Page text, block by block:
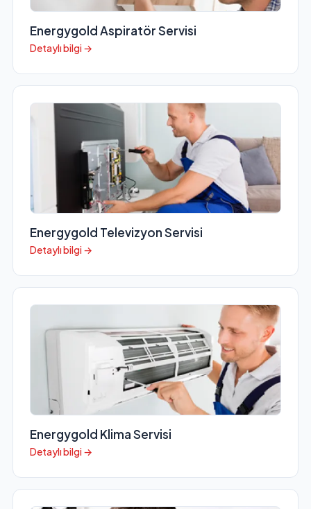
Energygold Aspiratör Servisi
Detaylı bilgi →
Energygold Televizyon Servisi
Detaylı bilgi →
Energygold Klima Servisi
Detaylı bilgi →